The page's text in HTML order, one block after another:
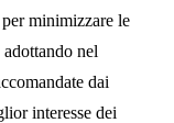
minimizzare le
nel
dai
interesse dei